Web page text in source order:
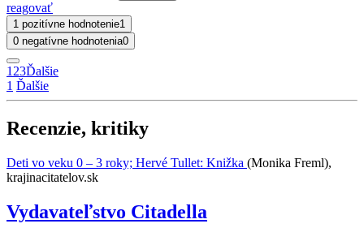
reagovať
1 pozitívne hodnotenie1
0 negatívne hodnotenia0
1 23Ďalšie
1 Ďalšie
Recenzie, kritiky
Deti vo veku 0 – 3 roky; Hervé Tullet: Knižka (Monika Freml),
krajinacitatelov.sk
Vydavateľstvo Citadella